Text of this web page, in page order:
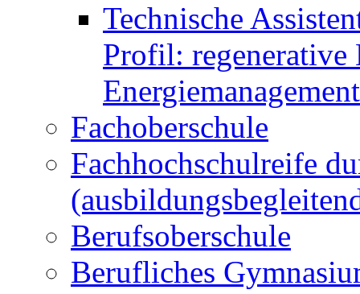
Technische
Profil: regenerative
Energiemanagement
Fachoberschule
Fachhochschulreife
Berufsoberschule
Berufliches